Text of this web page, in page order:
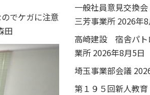
でケガに注意
田
一般社員意見交換
三芳事業所 2026年
高崎建設 宿舎パ
業所 2026年8月5日
埼玉事業部会議
第１９５回新人教育